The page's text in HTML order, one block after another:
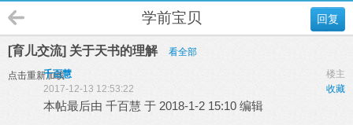
回复
学前宝贝
[育儿交流] 关于天书的理解 看全部
点击重新加载 楼主
千百慧
收藏
2017-12-13 12:53:22
本帖最后由 千百慧 于 2018-1-2 15:10 编辑